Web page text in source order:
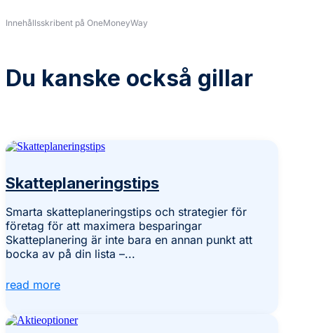
Innehållsskribent på OneMoneyWay
Du kanske också gillar
Skatteplaneringstips
Smarta skatteplaneringstips och strategier för
företag för att maximera besparingar
Skatteplanering är inte bara en annan punkt att
bocka av på din lista –...
read more